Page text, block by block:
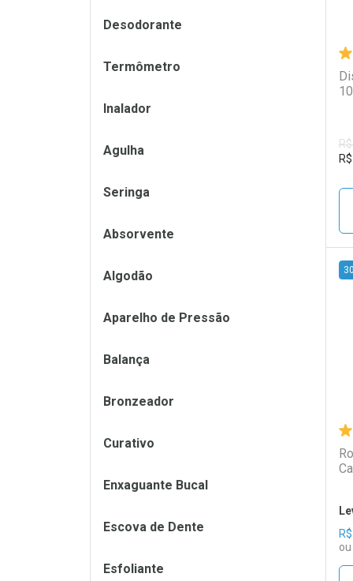
R$
R$
Desodorante
Termômetro
Inalador
Agulha
Seringa
Absorvente
Algodão
Aparelho de Pressão
Balança
Bronzeador
Curativo
Enxaguante Bucal
Escova de Dente
Esfoliante